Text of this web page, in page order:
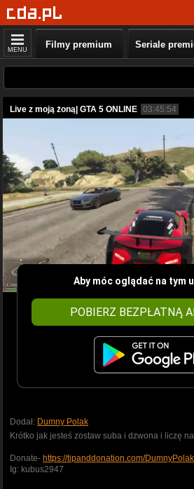
MENU Filmy premium Seriale
Live z moją żoną| GTA 5 ONLINE 03:45:54
Aby móc oglądać na tym
POBIERZ BEZPŁATNĄ
Dodał: Dumny Polak
Krótko jak jesteś zostaw suba i dzwona i liczę
Donate- https://tipanddonation.com/DumnyPolak
Ig: kubus2947